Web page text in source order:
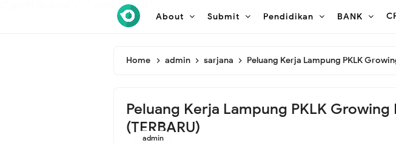
/* ganti br end */
About Submit Pendidikan BANK
Home admin sarjana Peluang Kerja Lampung PKLK
Peluang Kerja Lampung PKLK Growing
(TERBARU)
admin